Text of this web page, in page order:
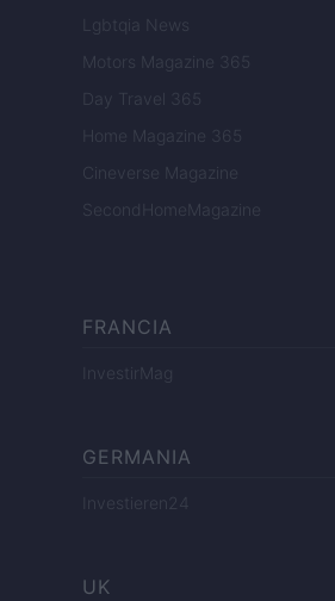
Lgbtqia News
Motors Magazine 365
Day Travel 365
Home Magazine 365
Cineverse Magazine
SecondHomeMagazine
FRANCIA
InvestirMag
GERMANIA
Investieren24
UK